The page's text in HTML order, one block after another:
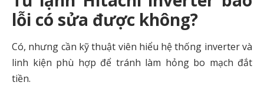
lỗi có sửa được không?
Có, nhưng cần kỹ thuật viên hiểu hệ thống inverter và
linh kiện phù hợp để tránh làm hỏng bo mạch đắt
tiền.